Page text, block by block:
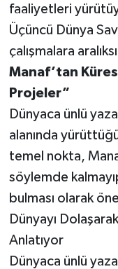
faaliyetleri
Üçüncü Dünya
çalışmalara
Manaf’tan
Projeler”
Dünyaca ünlü
alanında
temel nokta,
söylemde
bulması olarak
Dünyayı
Anlatıyor
Dünyaca ünlü